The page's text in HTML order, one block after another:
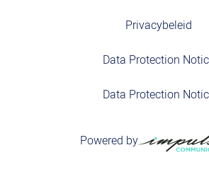
Privacybeleid
Data Protection
Data Protection
Powered by